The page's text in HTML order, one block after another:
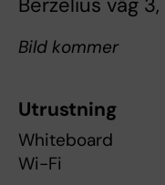
Berzelius väg
Bild kommer
Utrustning
Whiteboard
Wi-Fi